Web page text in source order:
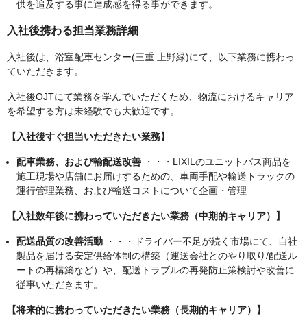
供を追及する事に達成感を得る事ができます。
入社後携わる担当業務詳細
入社後は、浴室配車センター(三重 上野緑)にて、以下業務に携わっ
ていただきます。
入社後OJTにて業務を学んでいただくため、物流におけるキャリア
を希望する方は未経験でも大歓迎です。
【入社後すぐ担当いただきたい業務】
配車業務、および輸配送改善 ・・・LIXILのユニットバス商品を
施工現場や店舗にお届けするための、車両手配や輸送トラックの
運行管理業務、および輸送コストについて企画・管理
【入社数年後に携わっていただきたい業務（中期的キャリア）】
配送品質の改善活動 ・・・ドライバー不足が続く市場にて、自社
製品を届ける安定供給体制の構築（運送会社とのやり取り/配送ル
ートの再構築など）や、配送トラブルの再発防止策検討や改善に
従事いただきます。
【将来的に携わっていただきたい業務（長期的キャリア）】